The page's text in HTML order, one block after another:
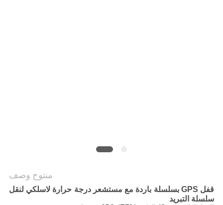
منتوج وصف
قفل GPS بسلسلة باردة مع مستشعر درجة حرارة لاسلكي لنقل
سلسلة التبريد